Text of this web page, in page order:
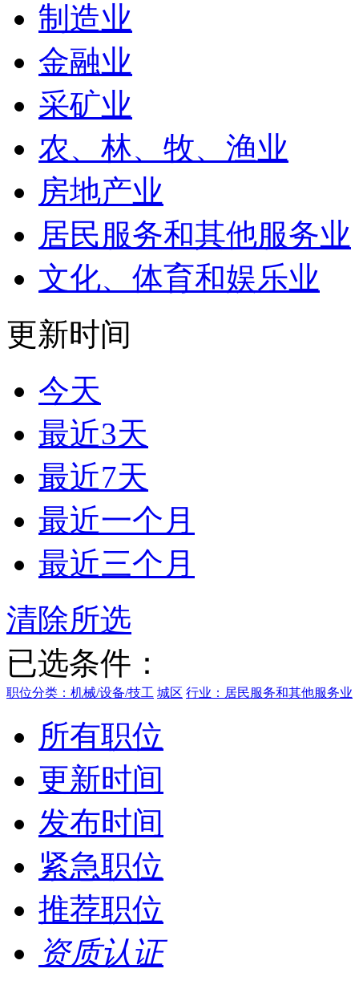
制造业
金融业
采矿业
农、林、牧、渔业
房地产业
居民服务和其他服务业
文化、体育和娱乐业
更新时间
今天
最近3天
最近7天
最近一个月
最近三个月
清除所选
已选条件：
职位分类：机械/设备/技工 城区 行业：居民服务和其他服务业
所有职位
更新时间
发布时间
紧急职位
推荐职位
资质认证